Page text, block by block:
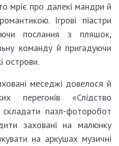
мріє про далекі мандри й
Ігрові піастри
послання з пляшок,
команду й пригадуючи
острови.
меседжі довелося й
перегонів «Слідство
пазл-фоторобот
заховані на малюнку
на аркушах музичні